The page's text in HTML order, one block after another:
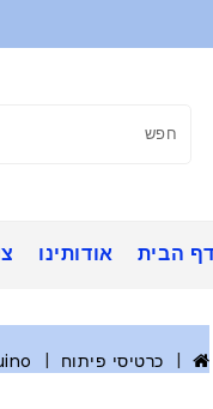
דף הבית אודותינו
כרטיסי פיתוח